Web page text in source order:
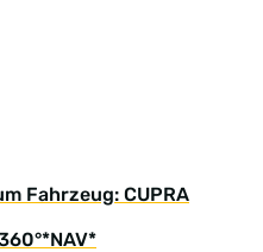
Fahrzeug: CUPRA